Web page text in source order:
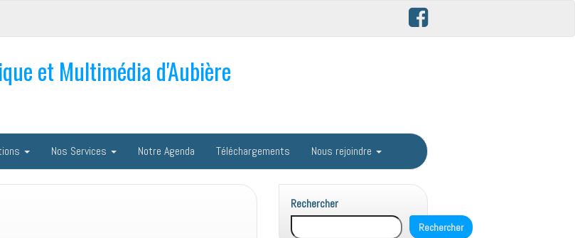
et Multimédia d'Aubière
Nos Services Notre Agenda Téléchargements Nous rejoindre
Rechercher
Rechercher